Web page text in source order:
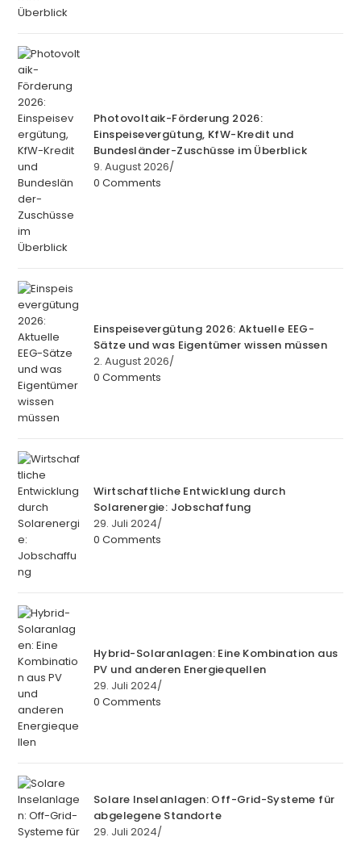
Photovoltaik-Förderung 2026:
Einspeisevergütung, KfW-Kredit und
Bundesländer-Zuschüsse im Überblick
9. August 2026/
0 Comments
Einspeisevergütung 2026: Aktuelle EEG-
Sätze und was Eigentümer wissen müssen
2. August 2026/
0 Comments
Wirtschaftliche Entwicklung durch
Solarenergie: Jobschaffung
29. Juli 2024/
0 Comments
Hybrid-Solaranlagen: Eine Kombination aus
PV und anderen Energiequellen
29. Juli 2024/
0 Comments
Solare Inselanlagen: Off-Grid-Systeme für
abgelegene Standorte
29. Juli 2024/